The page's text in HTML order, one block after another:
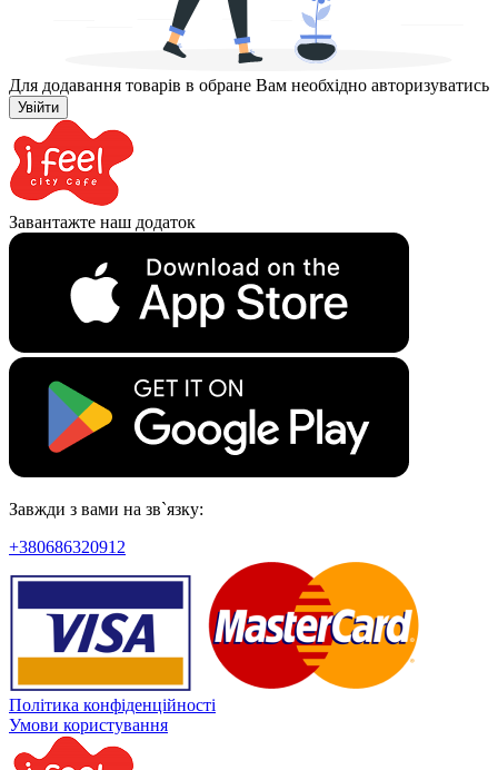
Для додавання товарів в обране Вам необхідно авторизуватись
Увійти
Завантажте наш додаток
Завжди з вами на зв`язку:
+380686320912
Політика конфіденційності
Умови користування